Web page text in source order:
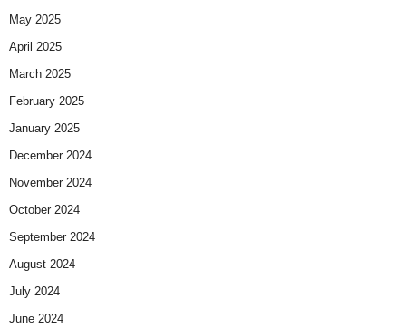
May 2025
April 2025
March 2025
February 2025
January 2025
December 2024
November 2024
October 2024
September 2024
August 2024
July 2024
June 2024